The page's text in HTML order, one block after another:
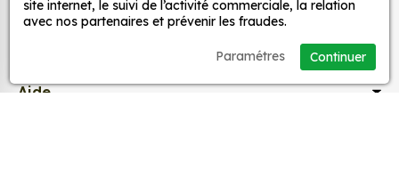
trouver le sticker parfait pour votre décoration.
Une installation facile : nos stickers sont faciles
à installer, même pour les débutants. Il suffit de
les décoller de leur support et de les coller sur
la surface souhaitée. Vous pouvez vous aider
Aide
site internet, le suivi de l’activité commerciale, la relation
avec nos partenaires et prévenir les fraudes.
Continuer
Paramétres